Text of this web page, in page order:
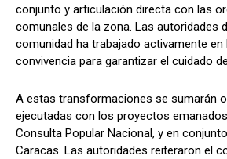
conjunto y articulación directa con las
comunales de la zona. Las autoridades
comunidad ha trabajado activamente en
convivencia para garantizar el cuidado
A estas transformaciones se sumarán
ejecutadas con los proyectos
Consulta Popular Nacional, y en
Caracas. Las autoridades reiteraron el